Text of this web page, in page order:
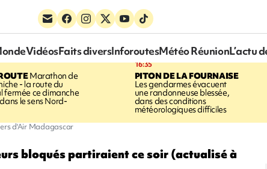
VidéosFaits diversInforoutesMétéo RéunionL’actu
Marathon de
- la route du
fermée ce dimanche
le sens Nord-
16:35
PITON DE LA FOURNAISE
Les gendarmes évacuent
une randonneuse blessée,
dans des conditions
météorologiques difficiles
d'Air Madagascar
bloqués partiraient ce soir (actualisé à